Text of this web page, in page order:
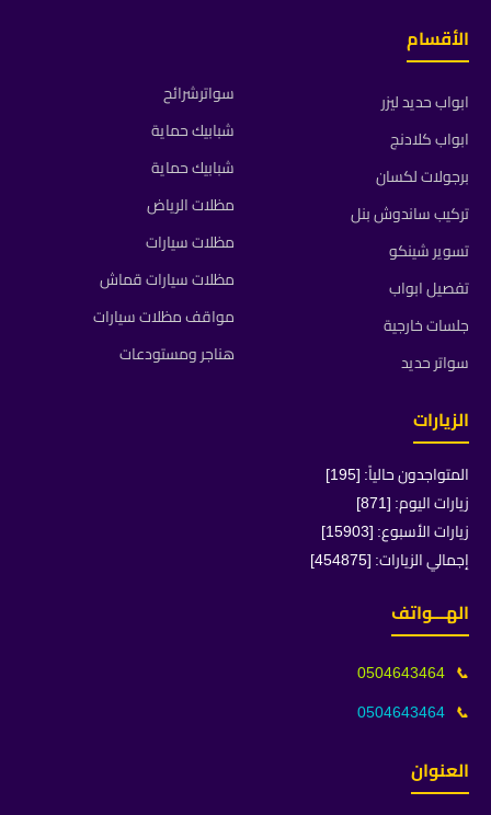
الأقسام
ابواب حديد ليزر
ابواب كلادنج
برجولات لكسان
تركيب ساندوش بنل
تسوير شينكو
تفصيل ابواب
جلسات خارجية
سواتر حديد
سواترشرائح
شبابيك حماية
شبابيك حماية
مظلات الرياض
مظلات سيارات
مظلات سيارات قماش
مواقف مظلات سيارات
هناجر ومستودعات
الزيارات
المتواجدون حالياً: [195]
زيارات اليوم: [871]
زيارات الأسبوع: [15903]
إجمالي الزيارات: [454875]
الهـــواتف
📞
0504643464
📞
0504643464
العنوان